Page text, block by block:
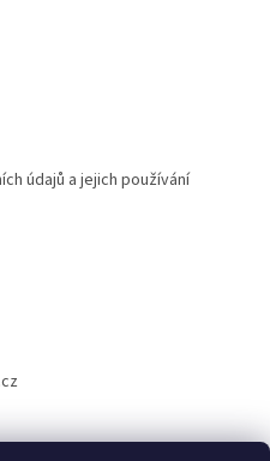
údajů a jejich používání